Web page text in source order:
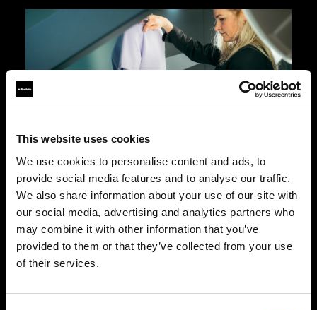
This website uses cookies
We use cookies to personalise content and ads, to
provide social media features and to analyse our traffic.
We also share information about your use of our site with
our social media, advertising and analytics partners who
may combine it with other information that you’ve
provided to them or that they’ve collected from your use
of their services.
マネキンを使用した写真
Profoto StyleShoots Vertical は、統一された無背
景の写真をスピーディーかつ簡単に撮影できま
す。自由な演出を求めるブランドなら、カスタマ
イズできるセットアップを活用することで、比類
のないライトシェーピングを実現でき、ブランド
す。